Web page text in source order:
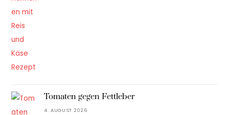
Tomaten gegen Fettleber
4. AUGUST 2026